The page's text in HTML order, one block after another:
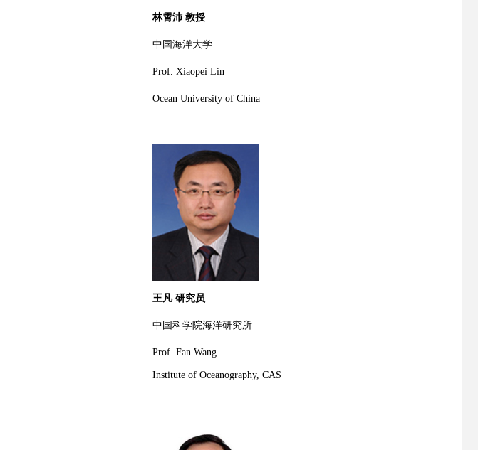
林霄沛 教授
中国海洋大学
Prof. Xiaopei Lin
Ocean University of China
王凡 研究员
中国科学院海洋研究所
Prof. Fan Wang
Institute of Oceanography, CAS